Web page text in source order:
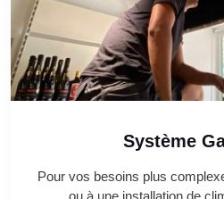
Système
Pour vos besoins plus